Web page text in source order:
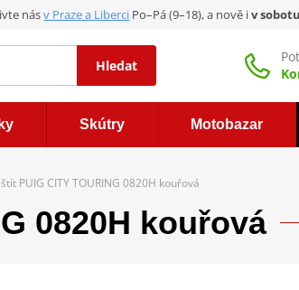
násv Praze a Liberci Po–Pá (9–18), a nově iv sobotu
Hledat
Skútry Motobazar
PUIG CITY TOURING 0820H kouřová
0820H kouřová